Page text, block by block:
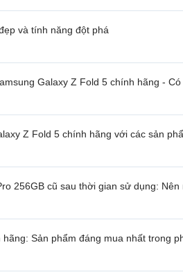
và tính năng đột phá
Galaxy Z Fold 5 chính hãng -
Z Fold 5 chính hãng với các sản
256GB cũ sau thời gian sử dụng: Nên
Sản phẩm đáng mua nhất trong